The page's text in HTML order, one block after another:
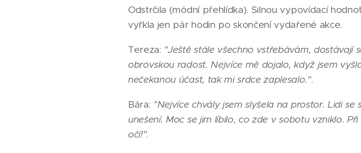
Odstrčila (módní přehlídka). Silnou vypovídací
vyřkla jen pár hodin po skončení vydařené akce.
Tereza: "Ještě stále všechno vstřebávám, dostávají
obrovskou radost. Nejvíce mě dojalo, když jsem
nečekanou účast, tak mi srdce zaplesalo.".
Bára: "Nejvíce chvály jsem slyšela na prostor. Lidi
unešení. Moc se jim líbilo, co zde v sobotu vzniklo.
očí!".